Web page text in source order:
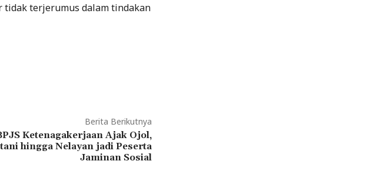
tidak terjerumus dalam tindakan
Berita Berikutnya
Ketenagakerjaan Ajak Ojol,
hingga Nelayan jadi Peserta
Jaminan Sosial